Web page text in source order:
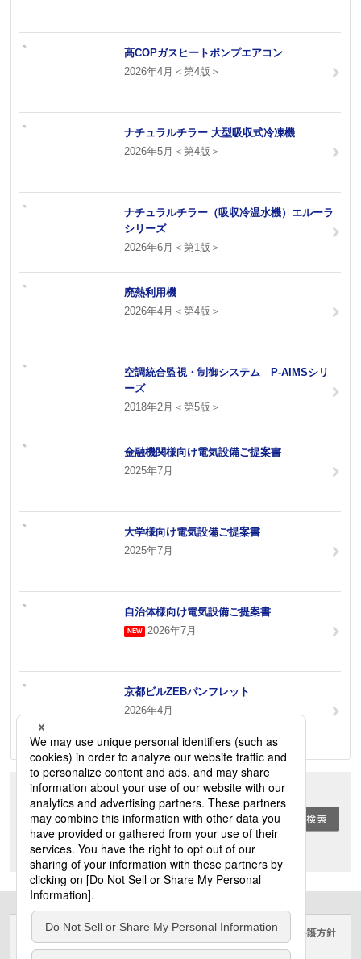
高COPガスヒートポンプエアコン
2026年4月＜第4版＞
ナチュラルチラー 大型吸収式冷凍機
2026年5月＜第4版＞
ナチュラルチラー（吸収冷温水機）エルーラ
シリーズ
2026年6月＜第1版＞
廃熱利用機
2026年4月＜第4版＞
空調統合監視・制御システム P-AIMSシリ
ーズ
2018年2月＜第5版＞
金融機関様向け電気設備ご提案書
2025年7月
大学様向け電気設備ご提案書
2025年7月
自治体様向け電気設備ご提案書
2026年7月
京都ビルZEBパンフレット
2026年4月
キーワード検索
全て 現在のカテゴリから
サイトのご利用にあたって クッキーポリシー 個人情報保護方針